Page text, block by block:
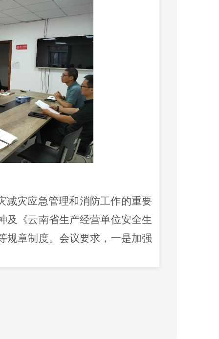
灾应急管理和消防工作的重要
及《云南省生产经营单位安全生
规章制度。会议要求，一是加强